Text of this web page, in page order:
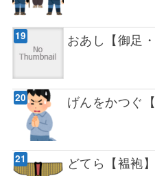
おあし【御足
げんをかつぐ
どてら【褞袍